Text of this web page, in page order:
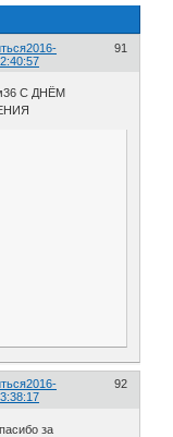
91
2016-
С ДНЁМ
92
2016-
за